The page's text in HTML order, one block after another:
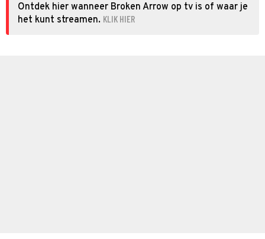
Ontdek hier wanneer Broken Arrow op tv is of waar je
het kunt streamen. KLIK HIER